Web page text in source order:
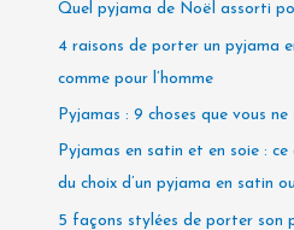
Quel pyjama de Noël assorti
4 raisons de porter un pyjama
comme pour l’homme
Pyjamas : 9 choses que vous ne
Pyjamas en satin et en soie :
du choix d’un pyjama en satin
5 façons stylées de porter son